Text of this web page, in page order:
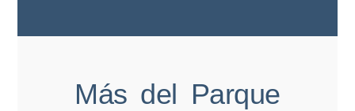
Más del Parque